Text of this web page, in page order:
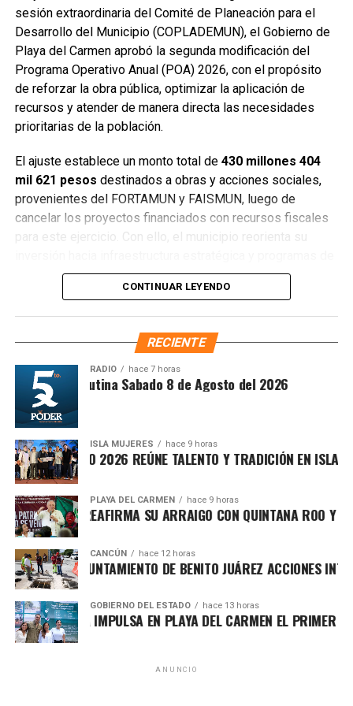
que México es un país libre y democrático, y llamó a no
dejarse influenciar por campañas de desinformación.
Finalmente, destacó que las asambleas informativas
continuarán realizándose en distintos puntos de Quintana
Roo para fortalecer la organización ciudadana y la
participación informada.
Recibe las noticias al instante
Únete al canal oficial de WhatsApp de
Quinto Podery recibe las noticias más
importantes de Quintana Roo directamente
en tu teléfono.
Unirme al canal de WhatsApp
sesión extraordinaria del Comité de Planeación para el
Desarrollo del Municipio (COPLADEMUN), el Gobierno de
Playa del Carmen aprobó la segunda modificación del
Programa Operativo Anual (POA) 2026, con el propósito
de reforzar la obra pública, optimizar la aplicación de
recursos y atender de manera directa las necesidades
prioritarias de la población.
El ajuste establece un monto total de 430 millones 404
mil 621 pesos destinados a obras y acciones sociales,
provenientes del FORTAMUN y FAISMUN, luego de
cancelar los proyectos financiados con recursos fiscales
para este ejercicio. Con ello, el municipio reorienta su
impacto social.
El secretario de Planeación y Evaluación, Rolando Méndez
financiada con FORTAMUN para el desarrollo y operación
del sistema informático del impuesto ISABI, con una
inversión de
29 millones 365 mil 855.12 pesos
herramienta que permitirá fortalecer la recaudación y
modernizar los procesos administrativos.
En materia de infraestructura social, el POA 2026 mantiene
CONTINUAR LEYENDO
RECIENTE
RADIO hace 7 horas
Síntesis Matutina Sabado 8 de Agosto del 2026
ISLA MUJERES hace 9 horas
ISLEÑO 2026 REÚNE TALENTO Y TRADICIÓN EN ISLA
PLAYA DEL CARMEN hace 9 horas
MARÍN REAFIRMA SU ARRAIGO CON QUINTANA ROO Y
CANCÚN hace 12 horas
AYUNTAMIENTO DE BENITO JUÁREZ ACCIONES
GOBIERNO DEL ESTADO hace 13 horas
LEZAMA IMPULSA EN PLAYA DEL CARMEN EL PRIMER
ANUNCIO